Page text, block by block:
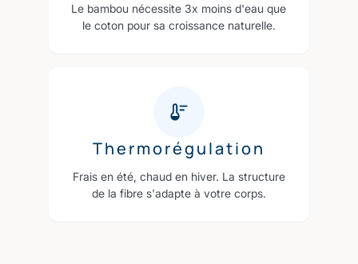
Le bambou nécessite 3x moins d'eau que
le coton pour sa croissance naturelle.
Thermorégulation
Frais en été, chaud en hiver. La structure
de la fibre s'adapte à votre corps.